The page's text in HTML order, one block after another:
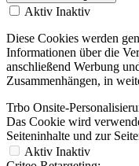
Das Cookie wird
Seiteninhalte und zur
Aktiv Inaktiv
Criteo Retargeting:
Das Cookie dient dazu
Webseiten auf Basis
Aktiv Inaktiv
Service
Aktiv Inaktiv